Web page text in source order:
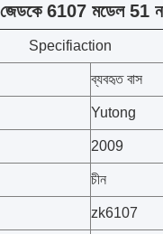
6107 মডেল 51
Specifiaction
ব্যবহৃত বাস
Yutong
2009
চীন
zk6107